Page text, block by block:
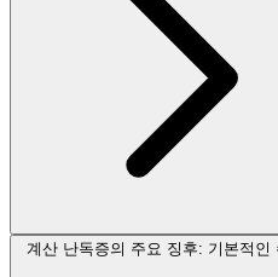
계산 난독증의 주요 징후: 기본적인